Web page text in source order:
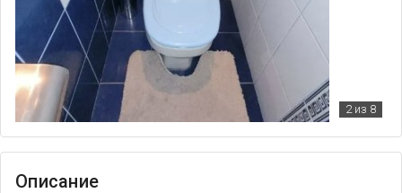
2из 8
Описание